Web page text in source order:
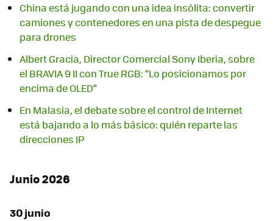
China está jugando con una idea insólita: convertir
camiones y contenedores en una pista de despegue
para drones
Albert Gracia, Director Comercial Sony Iberia, sobre
el BRAVIA 9 II con True RGB: “Lo posicionamos por
encima de OLED”
En Malasia, el debate sobre el control de Internet
está bajando a lo más básico: quién reparte las
direcciones IP
Junio 2026
30 junio